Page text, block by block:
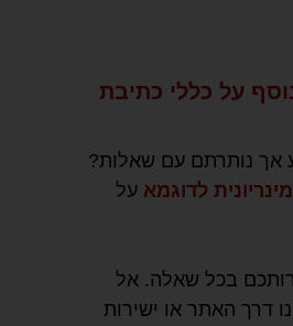
על כללי כתיבת
אך נותרתם עם שאלות?
לדוגמא על
בכל שאלה. אל
דרך האתר או ישירות